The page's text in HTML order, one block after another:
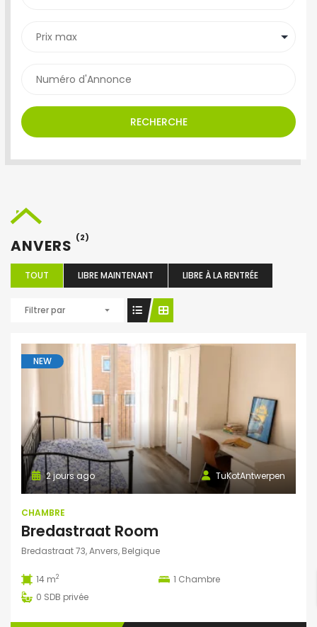
RECHERCHE
ANVERS (2)
TOUT LIBRE MAINTENANT LIBRE À LA RENTRÉE
Filtrer par
NEW
TuKotAntwerpen
2 jours ago
CHAMBRE
Bredastraat Room
Bredastraat 73, Anvers, Belgique
14 m2 1 Chambre
0 SDB privée